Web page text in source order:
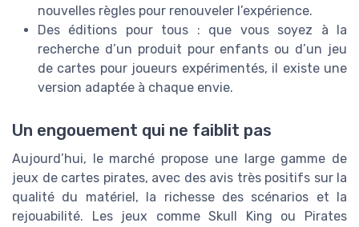
nouvelles règles pour renouveler l’expérience.
Des éditions pour tous : que vous soyez à la
recherche d’un produit pour enfants ou d’un jeu
de cartes pour joueurs expérimentés, il existe une
version adaptée à chaque envie.
Un engouement qui ne faiblit pas
Aujourd’hui, le marché propose une large gamme de
jeux de cartes pirates, avec des avis très positifs sur la
qualité du matériel, la richesse des scénarios et la
rejouabilité. Les jeux comme Skull King ou Pirates